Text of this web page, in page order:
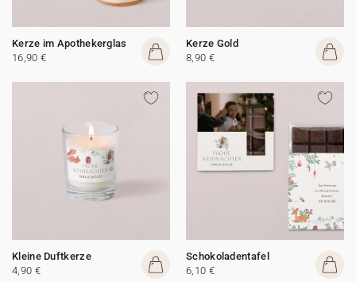
Kerze im Apothekerglas
16,90 €
Kerze Gold
8,90 €
Kleine Duftkerze
4,90 €
Schokoladentafel
6,10 €